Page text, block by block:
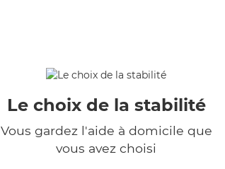
Le choix de la stabilité
Vous gardez l'aide à domicile que
vous avez choisi